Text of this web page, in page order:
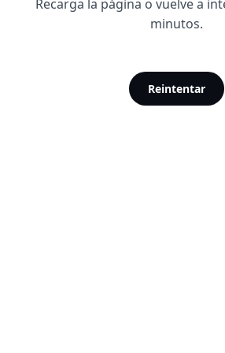
Recarga la página o vuelve a
minutos.
Reintentar